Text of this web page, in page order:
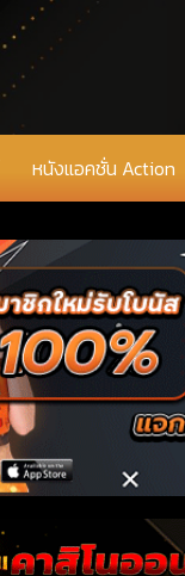
หนังแอคชั่น Action